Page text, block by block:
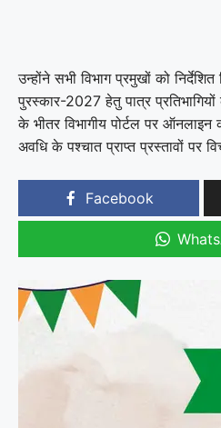
उन्होंने सभी विभाग प्रमुखों को
पुरस्कार-2027 हेतु पात्र प्रतिभागियों
के भीतर विभागीय पोर्टल पर ऑनलाइन
अवधि के पश्चात प्राप्त प्रस्तावों पर
Facebook